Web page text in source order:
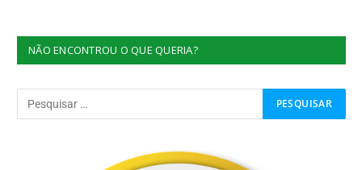
NÃO ENCONTROU O QUE QUERIA?